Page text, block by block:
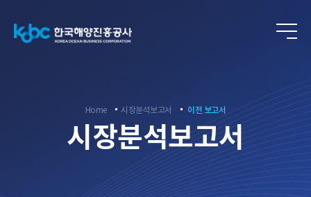
Home 시장분석보고서 이전 보고서
시장분석보고서